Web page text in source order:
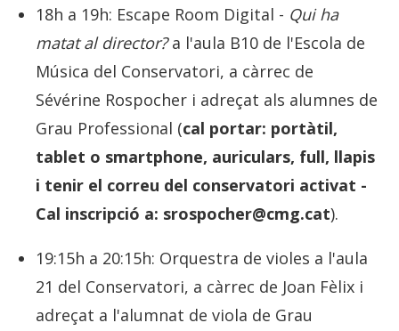
18h a 19h: Escape Room Digital - Qui ha
matat al director?a l'aula B10 de l'Escola de
Música del Conservatori, a càrrec de
Sévérine Rospocher i adreçat als alumnes de
Grau Professional (cal portar: portàtil,
tablet o smartphone, auriculars, full, llapis
i tenir el correu del conservatori activat -
Cal inscripció a: srospocher@cmg.cat).
19:15h a 20:15h: Orquestra de violes a l'aula
21 del Conservatori, a càrrec de Joan Fèlix i
adreçat a l'alumnat de viola de Grau